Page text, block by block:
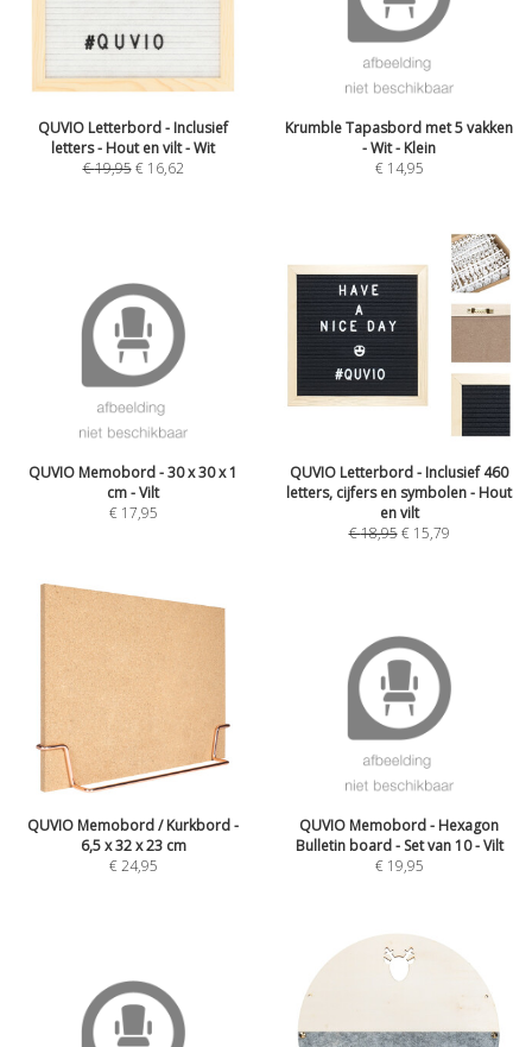
QUVIO Letterbord - Inclusief
letters - Hout en vilt - Wit
€19,95 € 16,62
Krumble Tapasbord met 5 vakken
- Wit - Klein
€ 14,95
QUVIO Memobord - 30 x 30 x 1
cm - Vilt
€ 17,95
QUVIO Letterbord - Inclusief 460
letters, cijfers en symbolen - Hout
en vilt
€18,95 € 15,79
QUVIO Memobord / Kurkbord -
6,5 x 32 x 23 cm
€24,95
QUVIO Memobord - Hexagon
Bulletin board - Set van 10 - Vilt
€ 19,95